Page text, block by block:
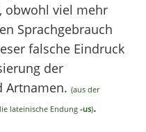
obwohl viel mehr
Sprachgebrauch
falsche Eindruck
der
Artnamen. (aus der
lateinische Endung -us).